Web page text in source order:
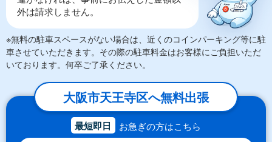
外は請求しません。
※無料の駐車スペースがない場合は、近くのコインパーキング等に駐
車させていただきます。その際の駐車料金はお客様にご負担いただ
いております。何卒ご了承ください。
大阪市天王寺区へ無料出張
最短即日 お急ぎの方はこちら